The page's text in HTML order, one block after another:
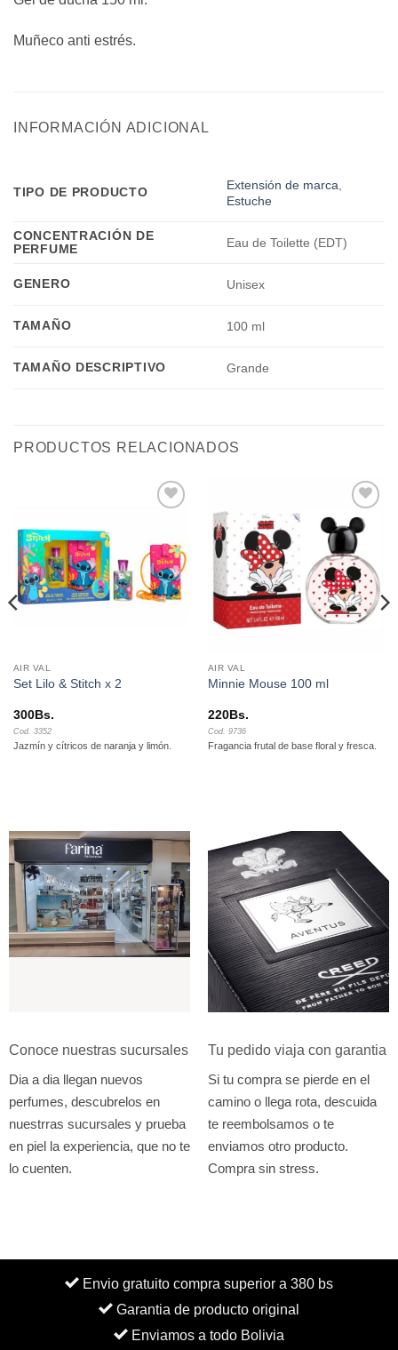
Muñeco anti estrés.
INFORMACIÓN ADICIONAL
TIPO DE PRODUCTO Extensión de marca
Estuche
CONCENTRACIÓN DE
PERFUME
Eau de Toilette (EDT)
GENERO Unisex
TAMAÑO 100 ml
TAMAÑO DESCRIPTIVO Grande
PRODUCTOS RELACIONADOS
lista de
deseos
AIR VAL
Set Lilo & Stitch x 2
300Bs.
Cod. 3352
Jazmín y cítricos de naranja y limón.
Añadir
a la
lista de
deseos
AIR VAL
Minnie Mouse 100 ml
220Bs.
Cod. 9736
Fragancia frutal de base floral y fresca.
Conoce nuestras sucursales
Dia a dia llegan nuevos
perfumes, descubrelos en
nuestrras sucursales y prueba
en piel la experiencia, que no te
lo cuenten.
Tu pedido viaja con garantia
Si tu compra se pierde en el
camino o llega rota, descuida
te reembolsamos o te
enviamos otro producto.
Compra sin stress.
Envio gratuito compra superior a 380 bs
Garantia de producto original
Enviamos a todo Bolivia